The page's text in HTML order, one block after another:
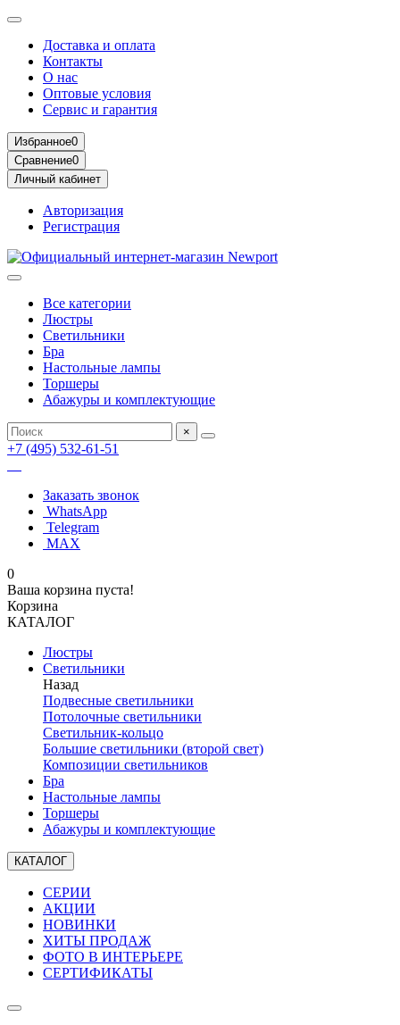
Доставка и оплата
Контакты
О нас
Оптовые условия
Сервис и гарантия
Избранное0
Сравнение0
Личный кабинет
Авторизация
Регистрация
Все категории
Люстры
Светильники
Бра
Настольные лампы
Торшеры
Абажуры и комплектующие
×
+7 (495) 532-61-51
Заказать звонок
WhatsApp
Telegram
MAX
0
Ваша корзина пуста!
Корзина
КАТАЛОГ
Люстры
Светильники
Назад
Подвесные светильники
Потолочные светильники
Светильник-кольцо
Большие светильники (второй свет)
Композиции светильников
Бра
Настольные лампы
Торшеры
Абажуры и комплектующие
КАТАЛОГ
СЕРИИ
АКЦИИ
НОВИНКИ
ХИТЫ ПРОДАЖ
ФОТО В ИНТЕРЬЕРЕ
СЕРТИФИКАТЫ